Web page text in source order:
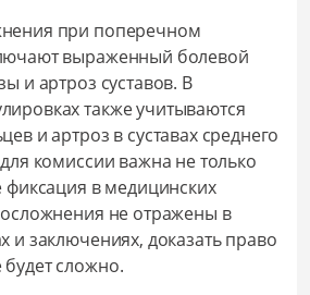
при поперечном
выраженный болевой
и артроз суставов. В
также учитываются
и артроз в суставах среднего
комиссии важна не только
фиксация в медицинских
не отражены в
и заключениях, доказать право
сложно.